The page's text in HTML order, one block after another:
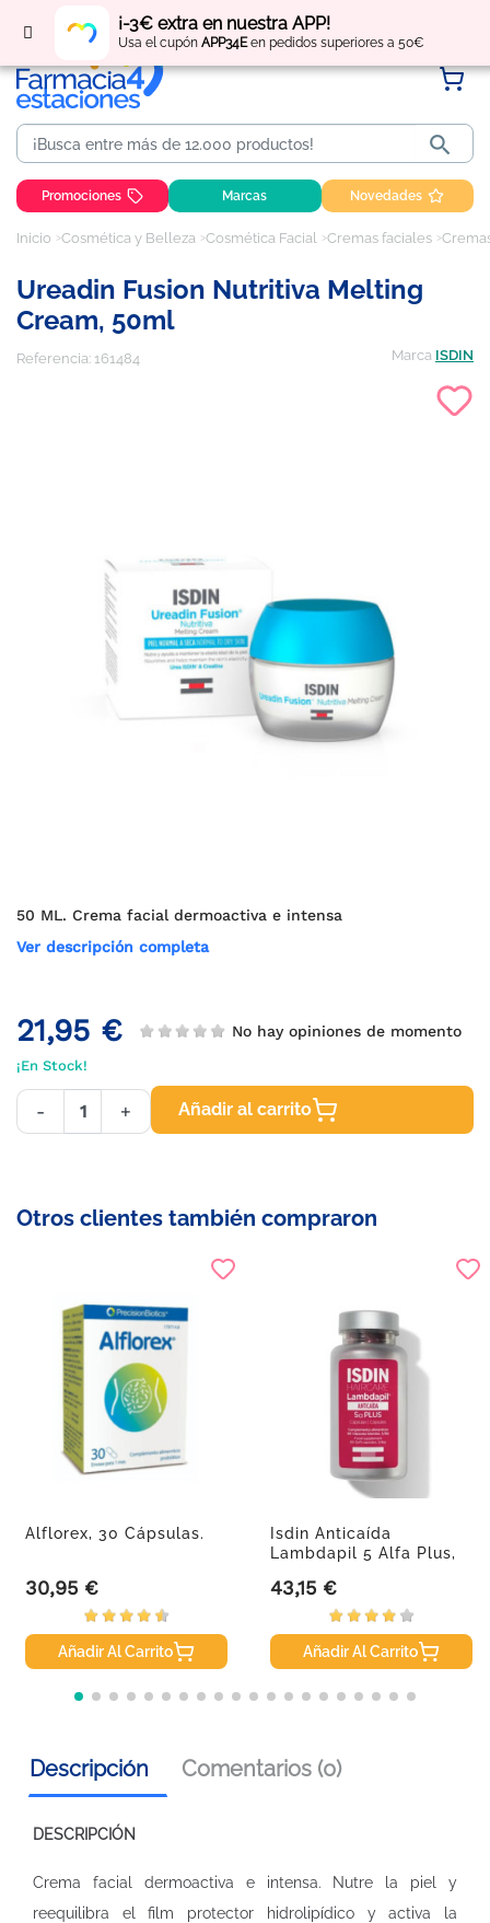
¡-3€ extra en nuestra APP!
Usa el cupón APP34Een pedidos superiores a 50€
Regístratey obtén puntos por tus compras

Promociones Marcas Novedades
Inicio Cosmética y Belleza Cosmética Facial Cremas faciales
Ureadin Fusion Nutritiva Melting
Cream, 50ml
Referencia: 161484 Marca ISDIN
50 ML. Crema facial dermoactiva e intensa
Ver descripción completa
21,95 € No hay opiniones de momento
¡En Stock!
- + Añadir al carrito
Otros clientes también compraron
Alflorex, 30 Cápsulas.
Precio
30,95 €
Añadir Al Carrito
Isdin Anticaída
Lambdapil 5 Alfa Plus,
Precio
43,15 €
Añadir Al Carrito
Descripción Comentarios (0)
DESCRIPCIÓN
Crema facial dermoactiva e intensa. Nutre la piel y
reequilibra el film protector hidrolipídico y activa la